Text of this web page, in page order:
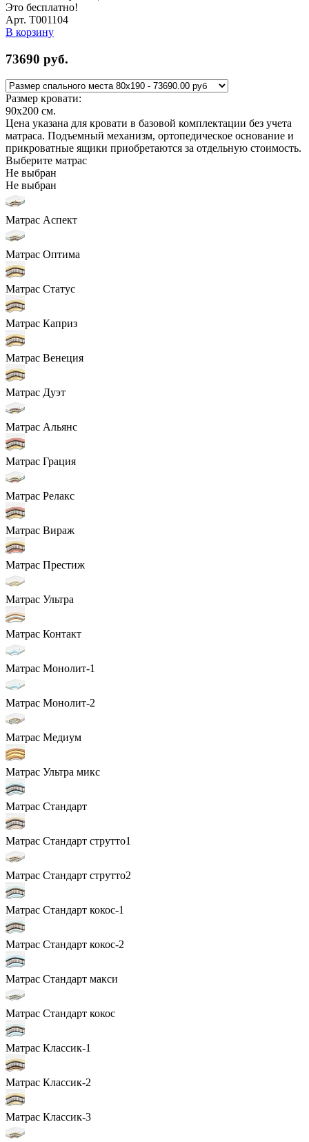
Это бесплатно!
Арт. Т001104
В корзину
73690 руб.
Размер кровати:
90x200 см.
Цена указана для кровати в базовой комплектации без учета
матраса. Подъемный механизм, ортопедическое основание и
прикроватные ящики приобретаются за отдельную стоимость.
Выберите матрас
Не выбран
Не выбран
Матрас Аспект
Матрас Оптима
Матрас Статус
Матрас Каприз
Матрас Венеция
Матрас Дуэт
Матрас Альянс
Матрас Грация
Матрас Релакс
Матрас Вираж
Матрас Престиж
Матрас Ультра
Матрас Контакт
Матрас Монолит-1
Матрас Монолит-2
Матрас Медиум
Матрас Ультра микс
Матрас Стандарт
Матрас Стандарт струтто1
Матрас Стандарт струтто2
Матрас Стандарт кокос-1
Матрас Стандарт кокос-2
Матрас Стандарт макси
Матрас Стандарт кокос
Матрас Классик-1
Матрас Классик-2
Матрас Классик-3